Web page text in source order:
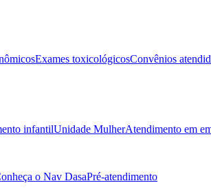
Exames toxicológicosConvênios
infantilUnidade MulherAtendimento em
o Nav DasaPré-atendimento